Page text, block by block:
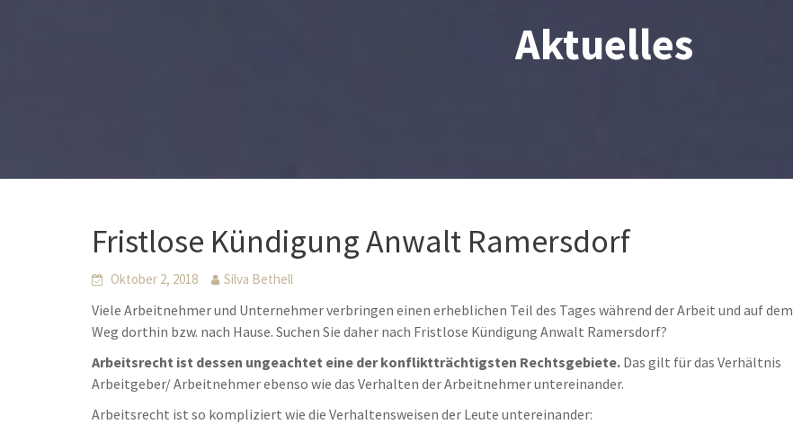
Aktuelles
Fristlose Kündigung Anwalt Ramersdorf
Oktober 2, 2018 Silva Bethell
Viele Arbeitnehmer und Unternehmer verbringen einen erheblichen Teil des Tages während der Arbeit und auf dem
Weg dorthin bzw. nach Hause. Suchen Sie daher nach Fristlose Kündigung Anwalt Ramersdorf?
Arbeitsrecht ist dessen ungeachtet eine der konfliktträchtigsten Rechtsgebiete. Das gilt für das Verhältnis
Arbeitgeber/ Arbeitnehmer ebenso wie das Verhalten der Arbeitnehmer untereinander.
Arbeitsrecht ist so kompliziert wie die Verhaltensweisen der Leute untereinander: